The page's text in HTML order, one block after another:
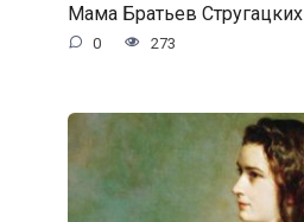
Мама Братьев Стругацких
0 273